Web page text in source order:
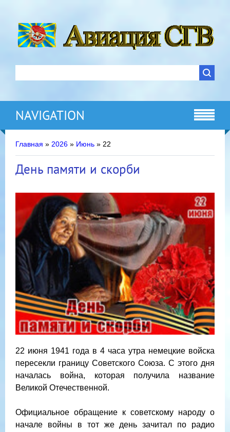
NAVIGATION
Главная » 2026 » Июнь » 22
День памяти и скорби
22 июня 1941 года в 4 часа утра немецкие войска
пересекли границу Советского Союза. С этого дня
началась война, которая получила название
Великой Отечественной.
Официальное обращение к советскому народу о
начале войны в тот же день зачитал по радио